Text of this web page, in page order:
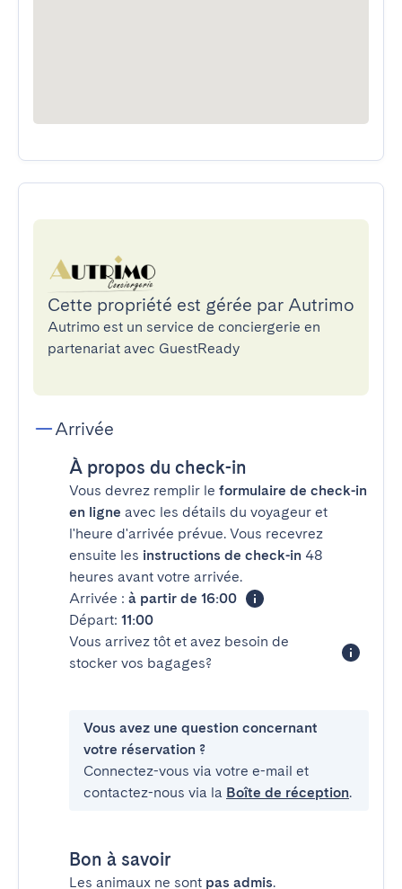
Cette propriété est gérée par Autrimo
Autrimo est un service de conciergerie en
partenariat avec GuestReady
Arrivée
À propos du check-in
Vous devrez remplir le formulaire de check-in
en ligne avec les détails du voyageur et
l'heure d'arrivée prévue. Vous recevrez
ensuite les instructions de check-in 48
heures avant votre arrivée.
Arrivée : à partir de 16:00
Départ: 11:00
Vous arrivez tôt et avez besoin de
stocker vos bagages?
Vous avez une question concernant
votre réservation ?
Connectez-vous via votre e-mail et
contactez-nous via la Boîte de réception.
Bon à savoir
Les animaux ne sont pas admis.